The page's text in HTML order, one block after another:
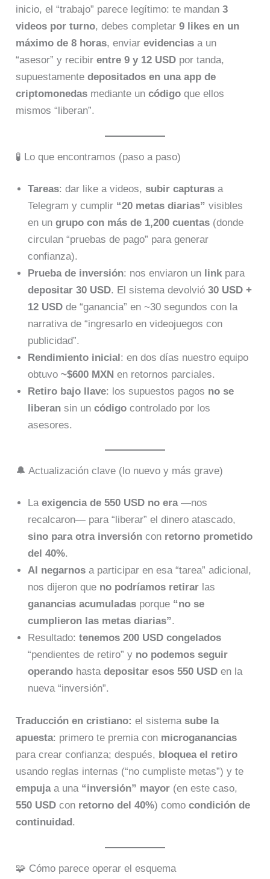
inicio, el “trabajo” parece legítimo: te mandan3
videos por turno, debes completar9 likes en un
máximo de 8 horas, enviarevidencias a un
“asesor” y recibirentre 9 y 12 USD por tanda,
supuestamentedepositados en una app de
criptomonedas mediante uncódigo que ellos
mismos “liberan”.
🧪 Lo que encontramos (paso a paso)
Tareas: dar like a videos,subir capturas a
Telegram y cumplir “20 metas diarias” visibles
en ungrupo con más de 1,200 cuentas (donde
circulan “pruebas de pago” para generar
confianza).
Prueba de inversión: nos enviaron un link para
depositar 30 USD. El sistema devolvió30 USD +
12 USD de “ganancia” en ~30 segundos con la
narrativa de “ingresarlo en videojuegos con
publicidad”.
Rendimiento inicial : en dos días nuestro equipo
obtuvo~$600 MXN en retornos parciales.
Retiro bajo llave: los supuestos pagos no se
liberan sin uncódigo controlado por los
asesores.
🔔 Actualización clave (lo nuevo y más grave)
Laexigencia de 550 USD no era—nos
recalcaron— para “liberar” el dinero atascado,
sino para otra inversión con retorno prometido
del 40%.
Al negarnos a participar en esa “tarea” adicional,
nos dijeron que no podríamos retirar las
ganancias acumuladas porque “no se
cumplieron las metas diarias”.
Resultado:tenemos 200 USD congelados
“pendientes de retiro” y no podemos seguir
operando hastadepositar esos 550 USD en la
nueva “inversión”.
Traducción en cristiano: el sistemasube la
apuesta: primero te premia con microganancias
para crear confianza; después, bloquea el retiro
usando reglas internas (“no cumpliste metas”) y te
empujaa una “inversión” mayor (en este caso,
550 USD con retorno del 40%) comocondición de
continuidad.
🧩 Cómo parece operar el esquema